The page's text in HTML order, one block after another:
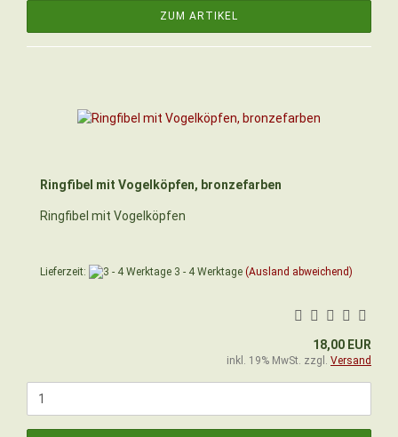
ZUM ARTIKEL
Ringfibel mit Vogelköpfen, bronzefarben
Ringfibel mit Vogelköpfen
Lieferzeit: 3 - 4 Werktage (Ausland abweichend)
18,00 EUR
inkl. 19% MwSt. zzgl. Versand